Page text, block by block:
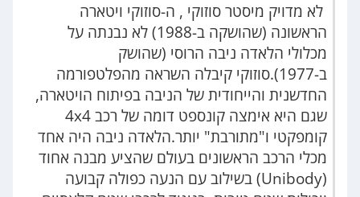
לא מדויק מיסטר סוזוקי , ה-סוזוקי ויטארה
הראשונה (שהושקה ב-1988) לא נבנתה על
מכלולי הלאדה ניבה הרוסי (שהושק
ב-1977).סוזוקי קיבלה השראה מהפלטפורמה
החדשנית והייחודית של הניבה בפיתוח הויטארה,
שגם היא אימצה קונספט דומה של רכב 4x4
קומפקטי ו"מתורבת" יותר.הלאדה ניבה היה אחד
מכלי הרכב הראשונים בעולם שהציע מבנה אחוד
(Unibody) בשילוב עם הנעה כפולה קבועה